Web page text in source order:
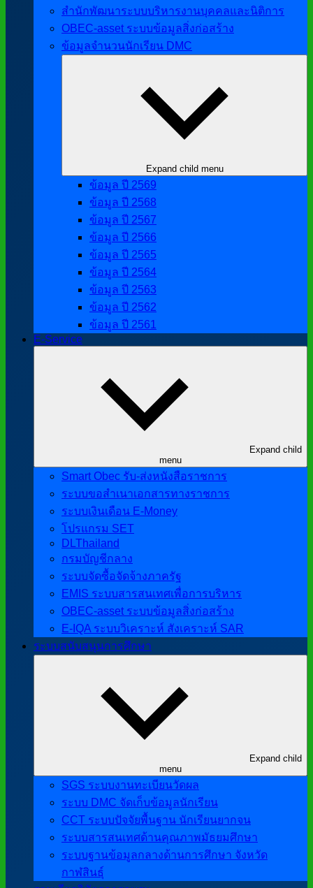
สำนักพัฒนาระบบบริหารงานบุคคลและนิติการ
OBEC-asset ระบบข้อมูลสิ่งก่อสร้าง
ข้อมูลจำนวนนักเรียน DMC
Expand child menu
ข้อมูล ปี 2569
ข้อมูล ปี 2568
ข้อมูล ปี 2567
ข้อมูล ปี 2566
ข้อมูล ปี 2565
ข้อมูล ปี 2564
ข้อมูล ปี 2563
ข้อมูล ปี 2562
ข้อมูล ปี 2561
E-Service
Expand child
menu
Smart Obec รับ-ส่งหนังสือราชการ
ระบบขอสำเนาเอกสารทางราชการ
ระบบเงินเดือน E-Money
โปรแกรม SET
DLThailand
กรมบัญชีกลาง
ระบบจัดซื้อจัดจ้างภาครัฐ
EMIS ระบบสารสนเทศเพื่อการบริหาร
OBEC-asset ระบบข้อมูลสิ่งก่อสร้าง
E-IQA ระบบวิเคราะห์ สังเคราะห์ SAR
ระบบสนับสนุนการศึกษา
Expand child
menu
SGS ระบบงานทะเบียนวัดผล
ระบบ DMC จัดเก็บข้อมูลนักเรียน
CCT ระบบปัจจัยพื้นฐาน นักเรียนยากจน
ระบบสารสนเทศด้านคุณภาพมัธยมศึกษา
ระบบฐานข้อมูลกลางด้านการศึกษา จังหวัด
กาฬสินธุ์